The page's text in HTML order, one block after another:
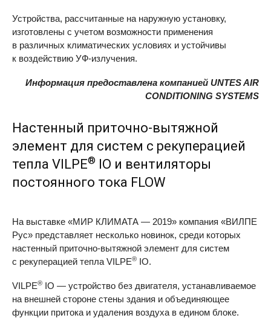
Устройства, рассчитанные на наружную установку,
изготовлены с учетом возможности применения
в различных климатических условиях и устойчивы
к воздействию УФ-излучения.
Информация предоставлена компанией UNTESAIR
CONDITIONING SYSTEMS
Настенный приточно-вытяжной
элемент для систем с рекуперацией
тепла VILPE® IO и вентиляторы
постоянного тока FLOW
На выставке «МИР КЛИМАТА — 2019» компания «ВИЛПЕ
Рус» представляет несколько новинок, среди которых
настенный приточно-вытяжной элемент для систем
с рекуперацией тепла VILPE® IO.
VILPE® IO — устройство без двигателя, устанавливаемое
на внешней стороне стены здания и объединяющее
функции притока и удаления воздуха в едином блоке.